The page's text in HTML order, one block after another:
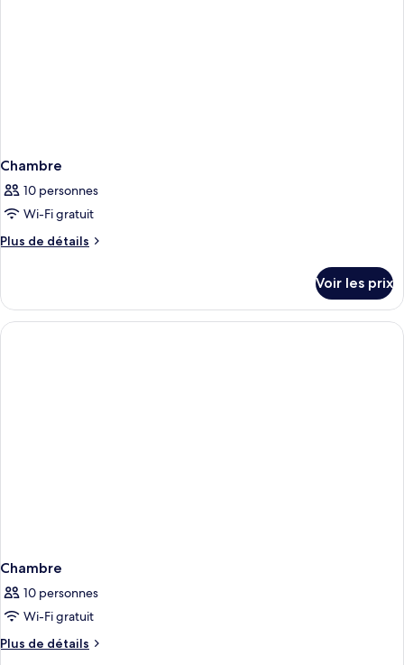
Chambre
10 personnes
Wi-Fi gratuit
Plus de détails
Plus
le
type
de
Voir les prix
Chambre
10 personnes
Wi-Fi gratuit
Plus de détails
Plus